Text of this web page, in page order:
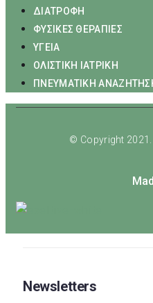
ΔΙΑΤΡΟΦΗ
ΦΥΣΙΚΕΣ ΘΕΡΑΠΙΕΣ
ΥΓΕΙΑ
ΟΛΙΣΤΙΚΗ ΙΑΤΡΙΚΗ
ΠΝΕΥΜΑΤΙΚΗ
© Copyright 2021.
Newsletters